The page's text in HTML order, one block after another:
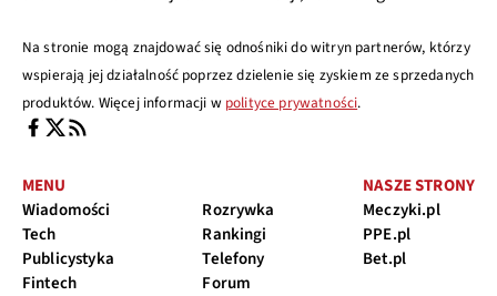
Na stronie mogą znajdować się odnośniki do witryn partnerów, którzy
wspierają jej działalność poprzez dzielenie się zyskiem ze sprzedanych
produktów. Więcej informacji w polityce prywatności.
MENU
Wiadomości
Tech
Publicystyka
Fintech
Rozrywka
Rankingi
Telefony
Forum
NASZE STRONY
Meczyki.pl
PPE.pl
Bet.pl